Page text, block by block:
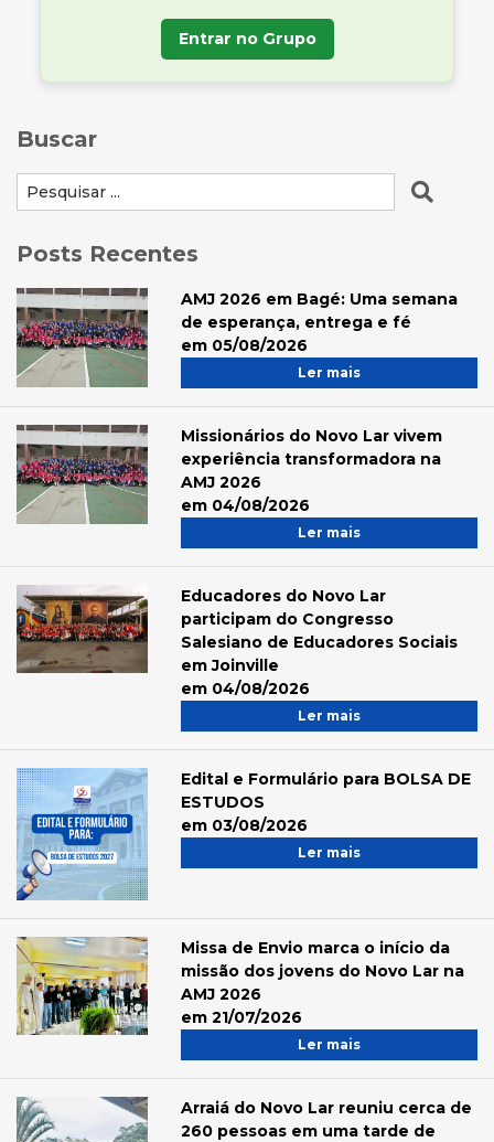
Entrar no Grupo
Buscar
Posts Recentes
AMJ 2026 em Bagé: Uma semana
de esperança, entrega e fé
em 05/08/2026
Ler mais
Missionários do Novo Lar vivem
experiência transformadora na
AMJ 2026
em 04/08/2026
Ler mais
Educadores do Novo Lar
participam do Congresso
Salesiano de Educadores Sociais
em Joinville
em 04/08/2026
Ler mais
Edital e Formulário para BOLSA DE
ESTUDOS
em 03/08/2026
Ler mais
Missa de Envio marca o início da
missão dos jovens do Novo Lar na
AMJ 2026
em 21/07/2026
Ler mais
Arraiá do Novo Lar reuniu cerca de
260 pessoas em uma tarde de